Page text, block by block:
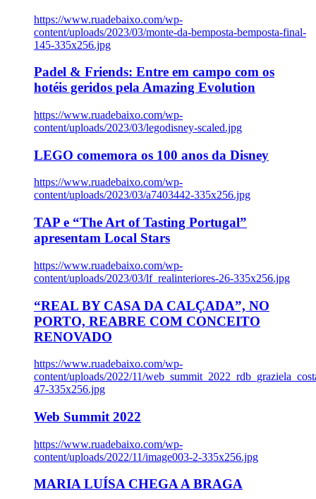
https://www.ruadebaixo.com/wp-
content/uploads/2023/03/monte-da-bemposta-bemposta-final-
145-335x256.jpg
Padel & Friends: Entre em campo com os
hotéis geridos pela Amazing Evolution
https://www.ruadebaixo.com/wp-
content/uploads/2023/03/legodisney-scaled.jpg
LEGO comemora os 100 anos da Disney
https://www.ruadebaixo.com/wp-
content/uploads/2023/03/a7403442-335x256.jpg
TAP e “The Art of Tasting Portugal”
apresentam Local Stars
https://www.ruadebaixo.com/wp-
content/uploads/2023/03/lf_realinteriores-26-335x256.jpg
“REAL BY CASA DA CALÇADA”, NO
PORTO, REABRE COM CONCEITO
RENOVADO
https://www.ruadebaixo.com/wp-
content/uploads/2022/11/
47-335x256.jpg
Web Summit 2022
https://www.ruadebaixo.com/wp-
content/uploads/2022/11/image003-2-335x256.jpg
MARIA LUÍSA CHEGA A BRAGA